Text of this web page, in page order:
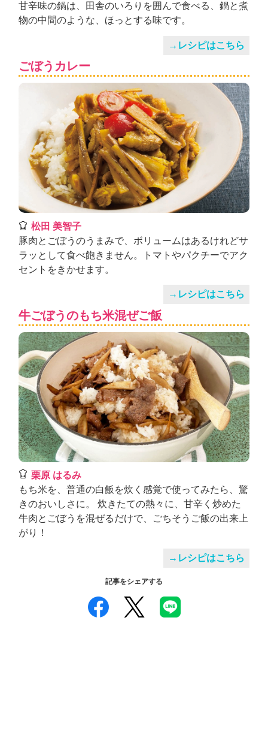
甘辛味の鍋は、田舎のいろりを囲んで食べる、鍋と煮
物の中間のような、ほっとする味です。
→レシピはこちら
ごぼうカレー
松田 美智子
豚肉とごぼうのうまみで、ボリュームはあるけれどサ
ラッとして食べ飽きません。トマトやパクチーでアク
セントをきかせます。
→レシピはこちら
牛ごぼうのもち米混ぜご飯
栗原 はるみ
もち米を、普通の白飯を炊く感覚で使ってみたら、驚
きのおいしさに。 炊きたての熱々に、甘辛く炒めた
牛肉とごぼうを混ぜるだけで、ごちそうご飯の出来上
がり！
→レシピはこちら
記事をシェアする